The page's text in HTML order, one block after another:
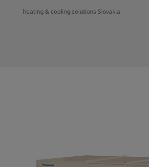
heating & cooling solutions Slovakia